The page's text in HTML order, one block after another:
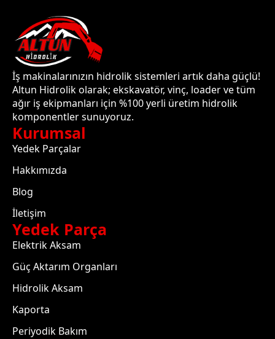
İş makinalarınızın hidrolik sistemleri artık daha güçlü!
Altun Hidrolik olarak; ekskavatör, vinç, loader ve tüm
ağır iş ekipmanları için %100 yerli üretim hidrolik
komponentler sunuyoruz.
Kurumsal
Yedek Parçalar
Hakkımızda
Blog
İletişim
Yedek Parça
Elektrik Aksam
Güç Aktarım Organları
Hidrolik Aksam
Kaporta
Periyodik Bakım